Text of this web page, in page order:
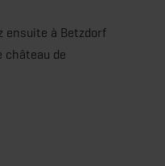
ensuite à Betzdorf
de